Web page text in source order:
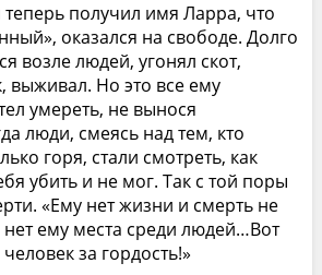
получил имя Ларра, что
оказался на свободе. Долго
возле людей, угонял скот,
выживал. Но это все ему
умереть, не вынося
люди, смеясь над тем, кто
горя, стали смотреть, как
убить и не мог. Так с той поры
«Ему нет жизни и смерть не
ему места среди людей…Вот
за гордость!»